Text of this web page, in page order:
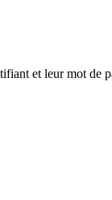
et leur mot de